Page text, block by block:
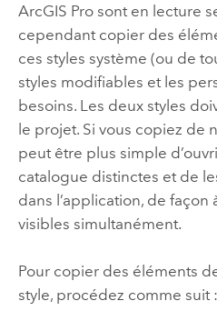
ArcGIS Prosont en lecture
cependant copier des
ces styles système (ou de
styles modifiables et les
besoins. Les deux styles
le projet. Si vous copiez de
peut être plus simple
catalogue distinctes et de
dans l’application, de façon
visibles simultanément.
Pour copier des éléments
style, procédez comme suit :